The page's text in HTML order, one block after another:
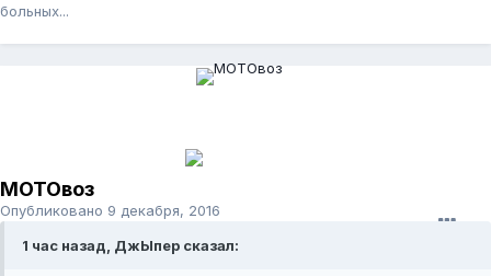
больных...
МОТОвоз
Опубликовано 9 декабря, 2016
1 час назад, ДжЫпер сказал: